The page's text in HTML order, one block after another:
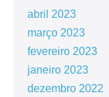
abril 2023
março 2023
fevereiro 2023
janeiro 2023
dezembro 2022